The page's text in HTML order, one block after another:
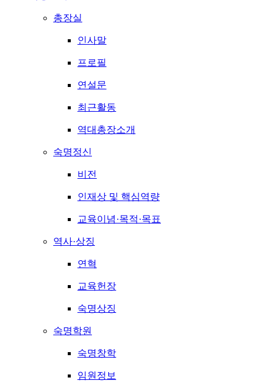
총장실
인사말
프로필
연설문
최근활동
역대총장소개
숙명정신
비전
인재상 및 핵심역량
교육이념·목적·목표
역사·상징
연혁
교육헌장
숙명상징
숙명학원
숙명창학
임원정보